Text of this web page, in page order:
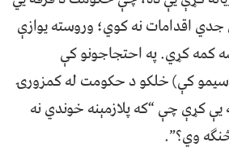
جدي اقدامات نه کوي؛ وروسته یوازې
کمه کړي. په احتجاجونو کې
سيمو کې) خلکو د حکومت له کمزورۍ
کړې چې “که پلازمېنه خوندي نه
وي؟”.